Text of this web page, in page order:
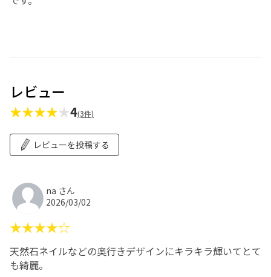
レビュー
★★★★★4(3件)
レビューを投稿する
na さん
2026/03/02
★★★★☆
天然石ネイルなどの奥行きデザインにキラキラ輝いてとて
も綺麗。